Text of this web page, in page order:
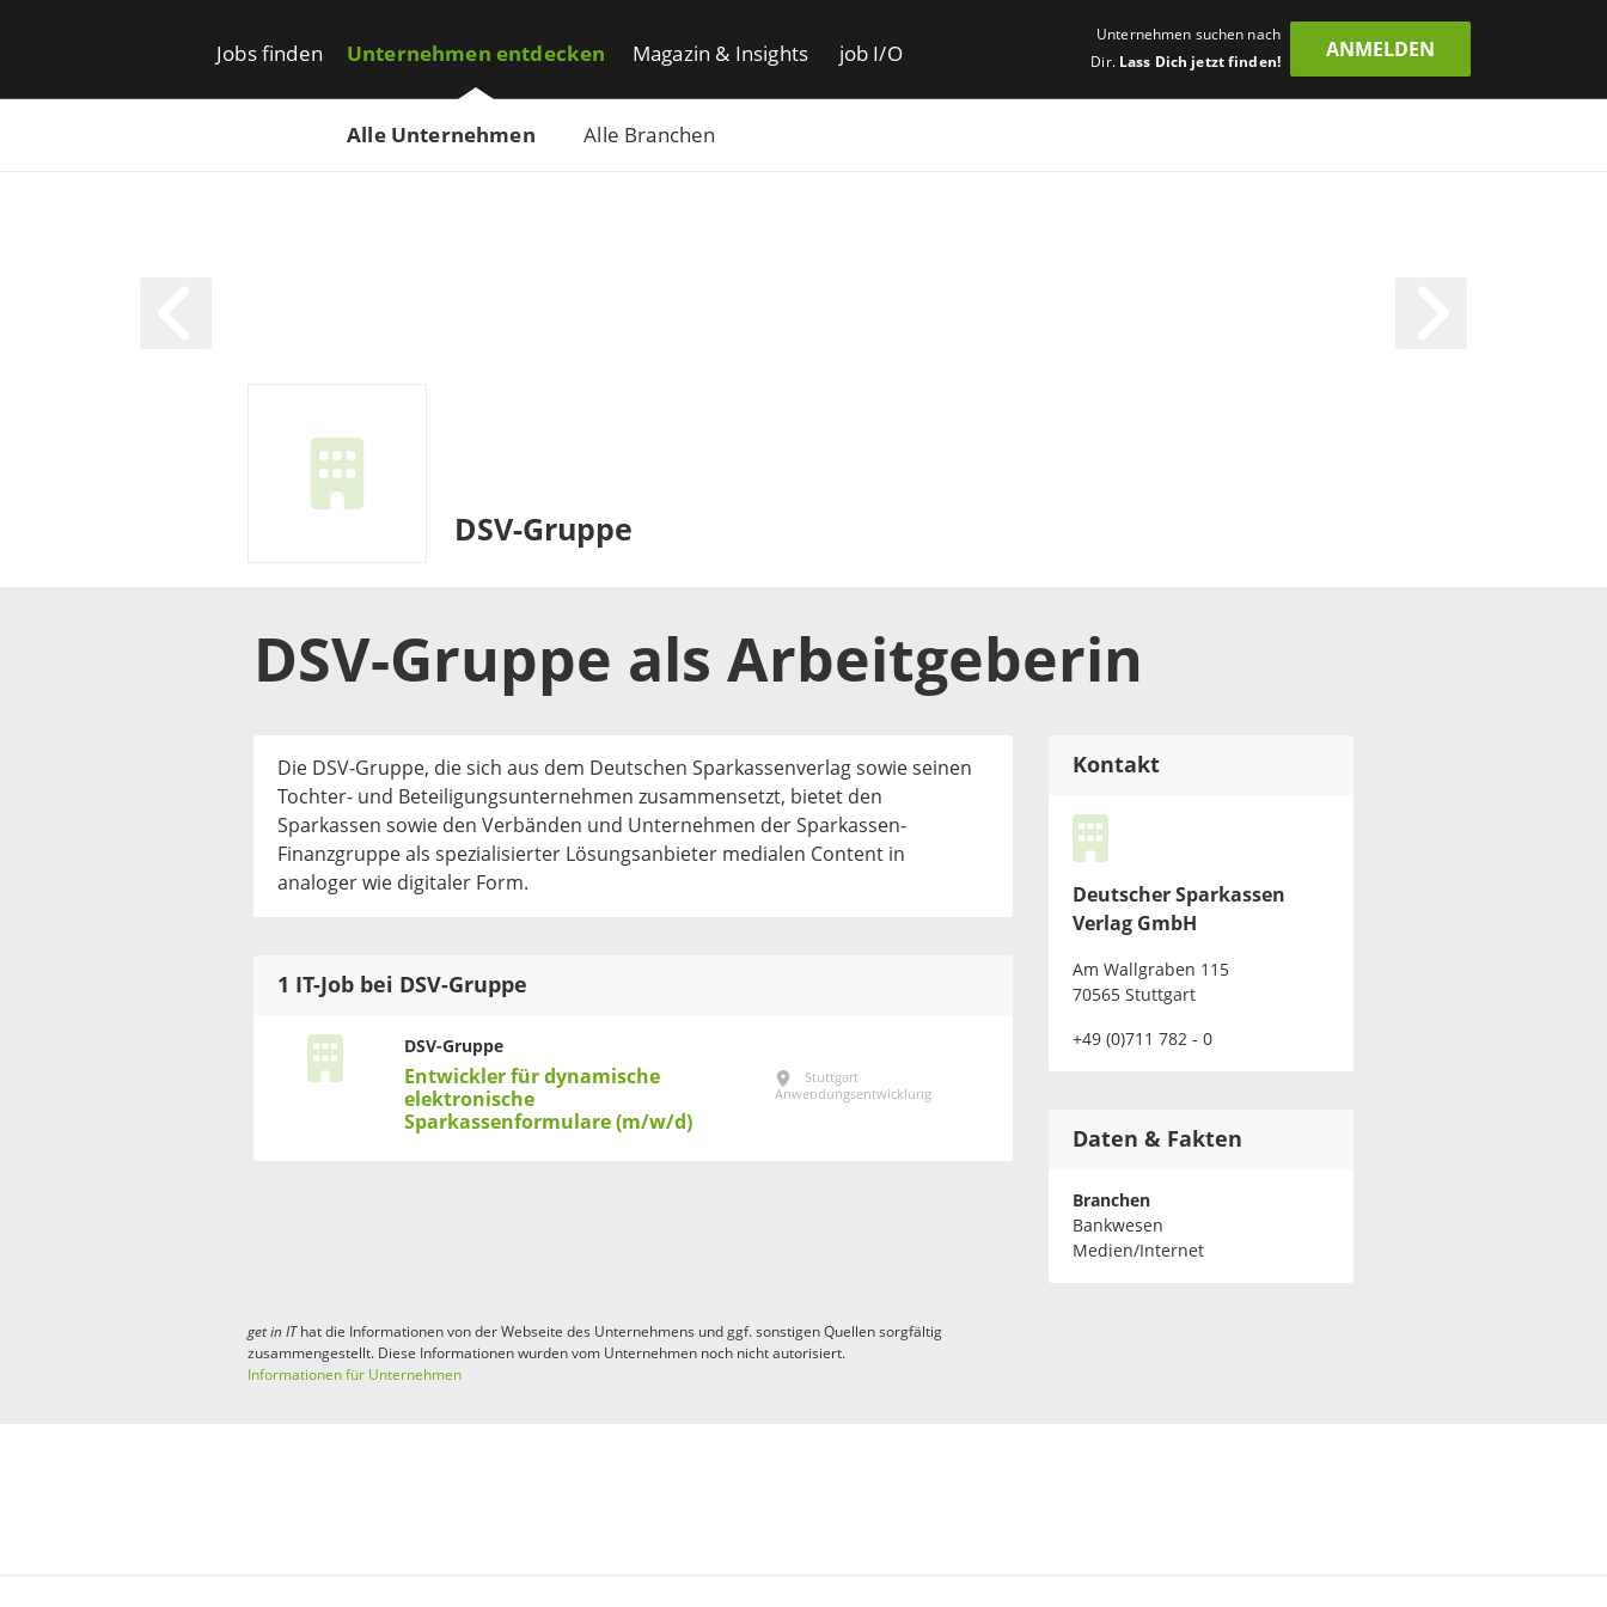
Jobs finden Unternehmen entdecken
Alle Unternehmen Alle Branchen
Magazin & Insights job I/O
Unternehmen suchen nach
Dir. Lass Dich jetzt finden!
ANMELDEN
DSV-Gruppe
DSV-Gruppe als Arbeitgeberin
Die DSV-Gruppe, die sich aus dem Deutschen Sparkassenverlag sowie seinen
Tochter- und Beteiligungsunternehmen zusammensetzt, bietet den
Sparkassen sowie den Verbänden und Unternehmen der Sparkassen-
Finanzgruppe als spezialisierter Lösungsanbieter medialen Content in
analoger wie digitaler Form.
1 IT-Job bei DSV-Gruppe
DSV-Gruppe
Entwickler für dynamische
elektronische
Sparkassenformulare (m/w/d)
Stuttgart
Anwendungsentwicklung
Kontakt
Deutscher Sparkassen
Verlag GmbH
Am Wallgraben 115
70565 Stuttgart
+49 (0)711 782 - 0
Daten & Fakten
Branchen
Bankwesen
Medien/Internet
get in IThat die Informationen von der Webseite des Unternehmens und ggf. sonstigen Quellen sorgfältig
zusammengestellt. Diese Informationen wurden vom Unternehmen noch nicht autorisiert.
Informationen für Unternehmen